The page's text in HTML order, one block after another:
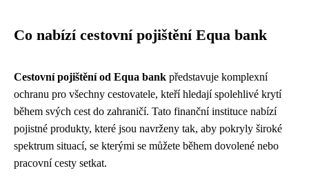
Co nabízí cestovní pojištění Equa bank
Cestovní pojištění od Equa bank představuje komplexní
ochranu pro všechny cestovatele, kteří hledají spolehlivé krytí
během svých cest do zahraničí. Tato finanční instituce nabízí
pojistné produkty, které jsou navrženy tak, aby pokryly široké
spektrum situací, se kterými se můžete během dovolené nebo
pracovní cesty setkat.